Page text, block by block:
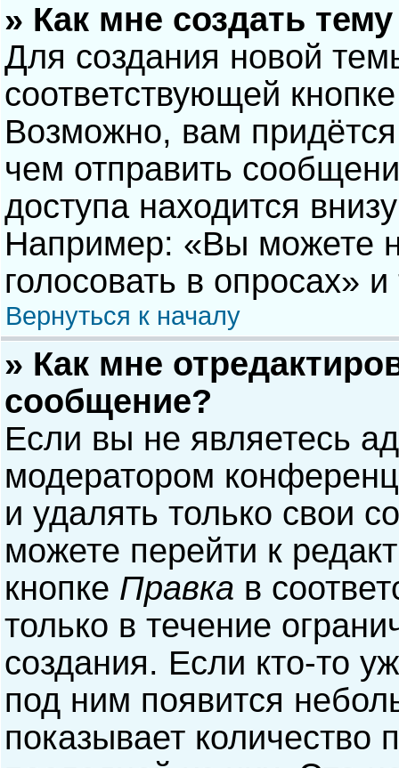
» Как мне создать
Для создания новой
соответствующей
Возможно, вам
чем отправить
доступа находится
Например: «Вы можете
голосовать в опросах» и
Вернуться к началу
» Как мне
сообщение?
Если вы не являетесь
модератором
и удалять только свои
можете перейти к
кнопке Правка в
только в течение
создания. Если кто-то
под ним появится
показывает количество